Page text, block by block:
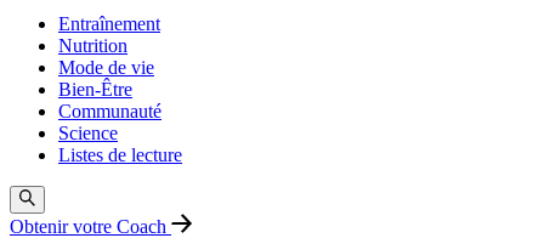
Entraînement
Nutrition
Mode de vie
Bien-Être
Communauté
Science
Listes de lecture
Obtenir votre Coach